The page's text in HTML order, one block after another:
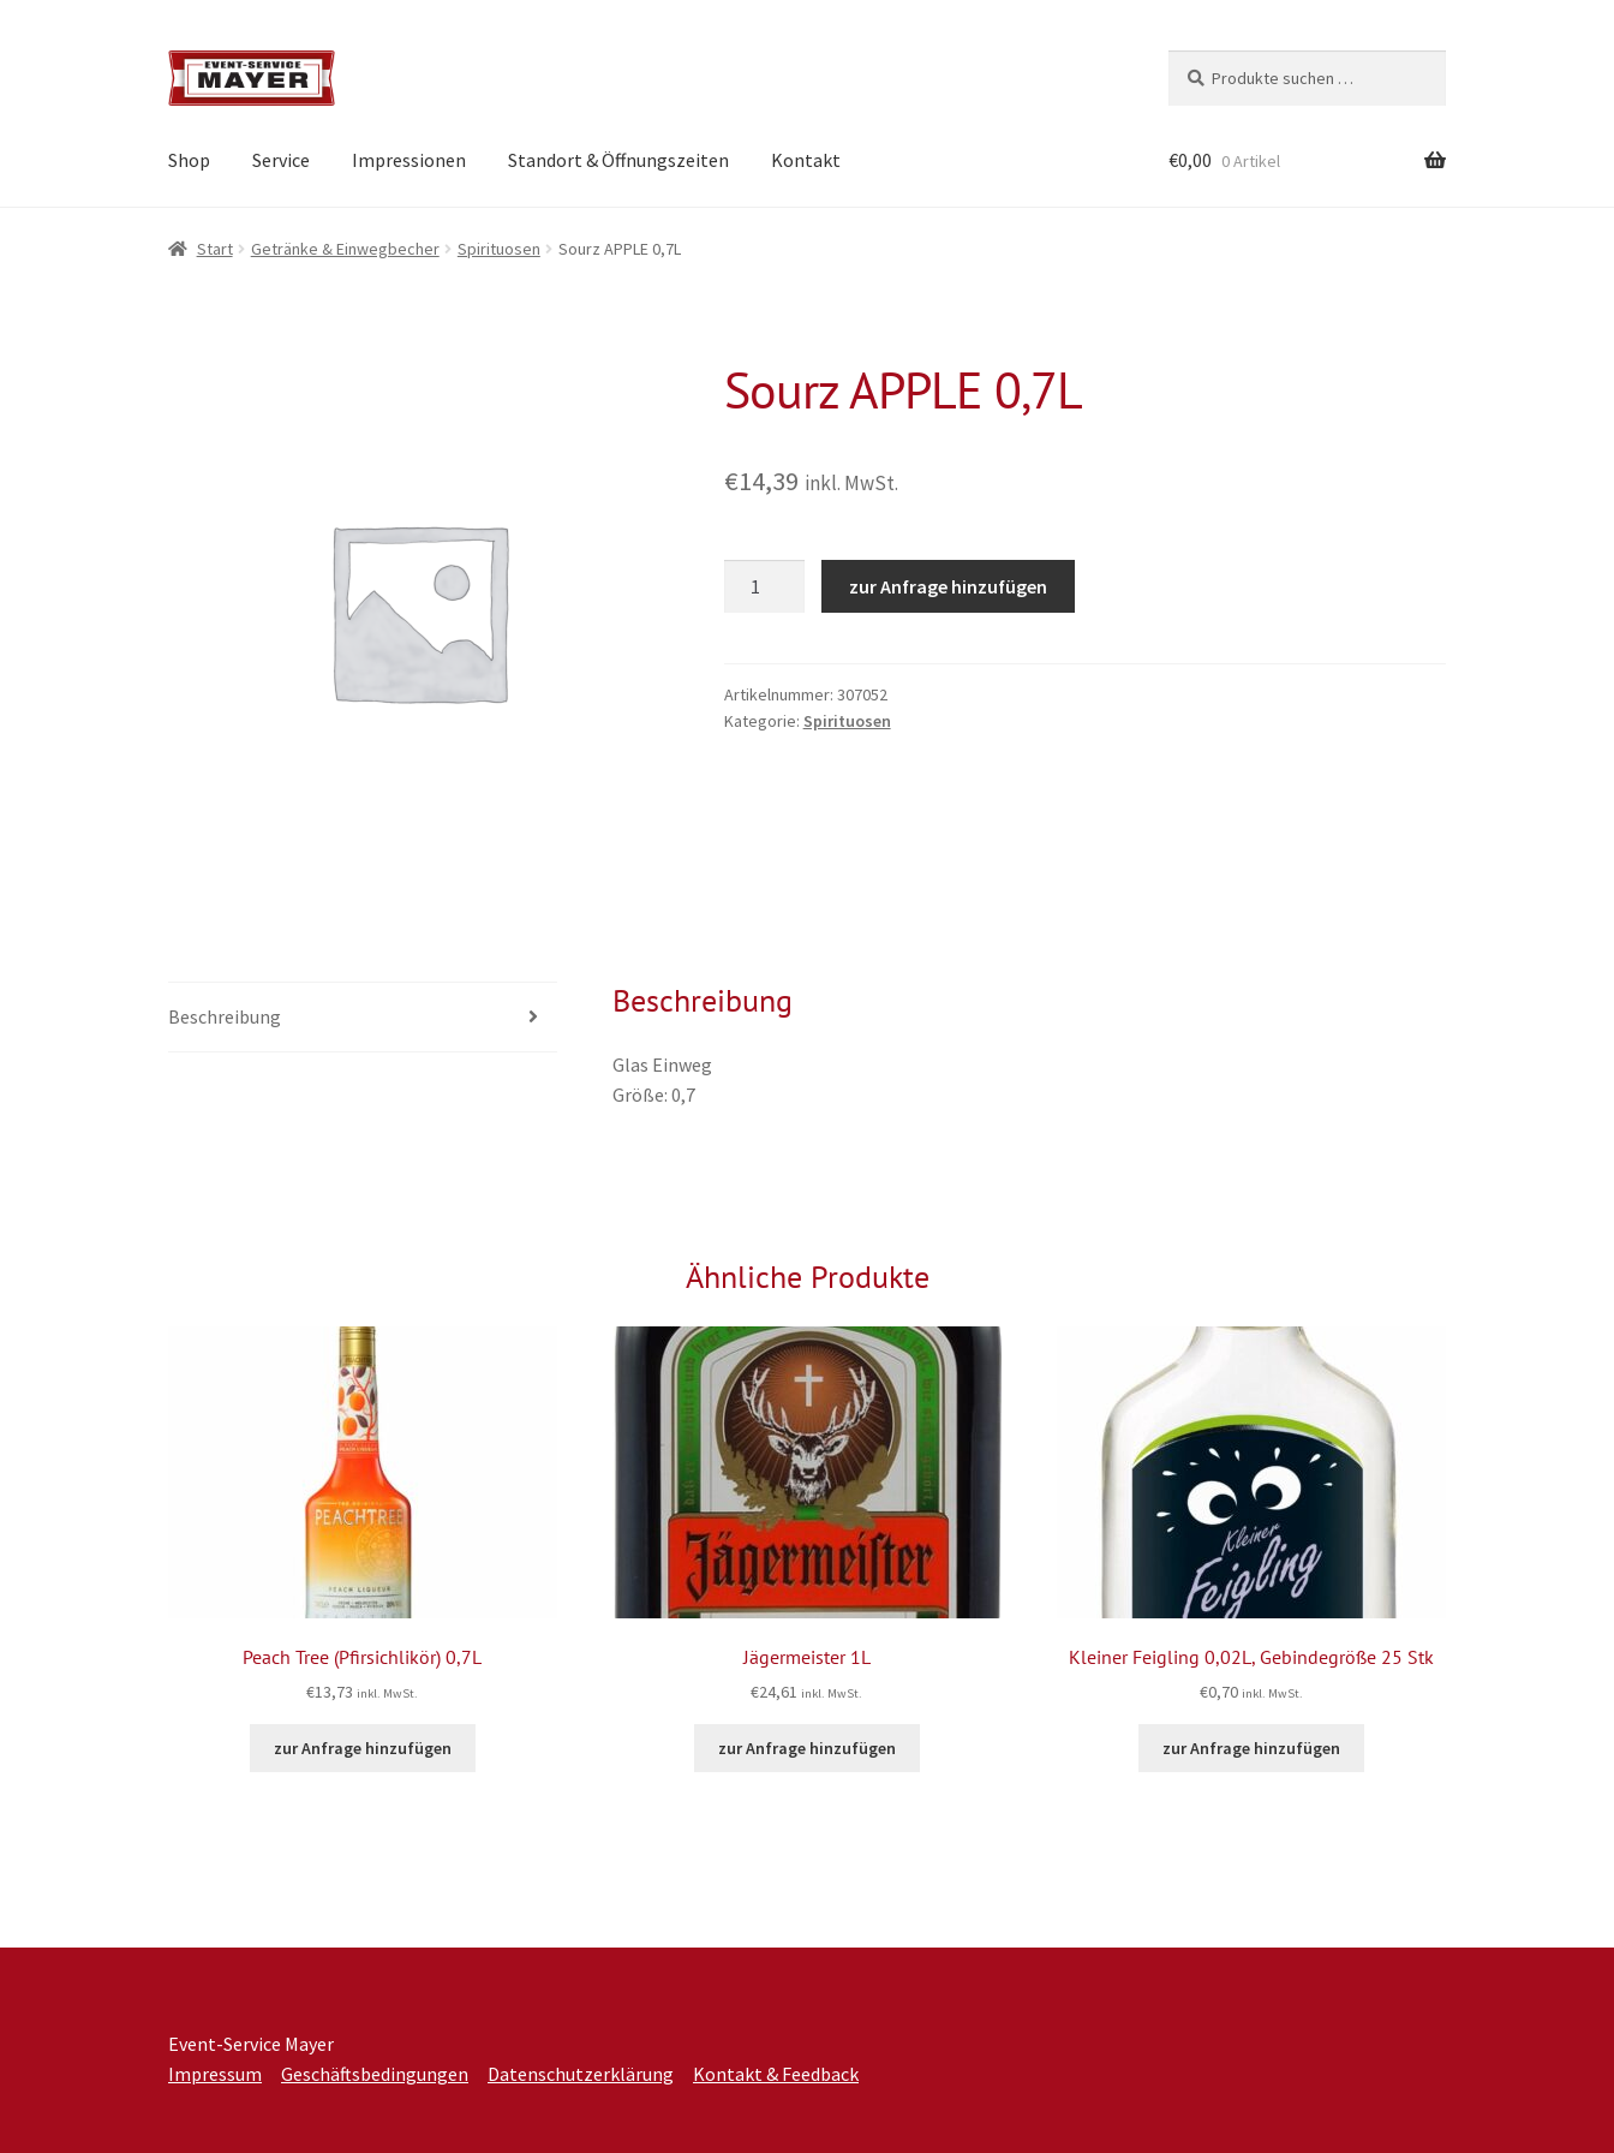
nach:
Shop Service Impressionen Standort & Öffnungszeiten Kontakt €0,00 0 Artikel
Start Getränke & Einwegbecher Spirituosen Sourz APPLE 0,7L
Sourz APPLE 0,7L
€14,39 inkl. MwSt.
zur Anfrage hinzufügen
Artikelnummer: 307052
Kategorie: Spirituosen
Beschreibung Beschreibung
Glas Einweg
Größe: 0,7
Ähnliche Produkte
Peach Tree (Pfirsichlikör) 0,7L
€13,73 inkl. MwSt.
zur Anfrage hinzufügen
Jägermeister 1L
€24,61 inkl. MwSt.
zur Anfrage hinzufügen
Kleiner Feigling 0,02L, Gebindegröße 25 Stk
€0,70 inkl. MwSt.
zur Anfrage hinzufügen
Event-Service Mayer
Impressum
Geschäftsbedingungen Datenschutzerklärung Kontakt & Feedback